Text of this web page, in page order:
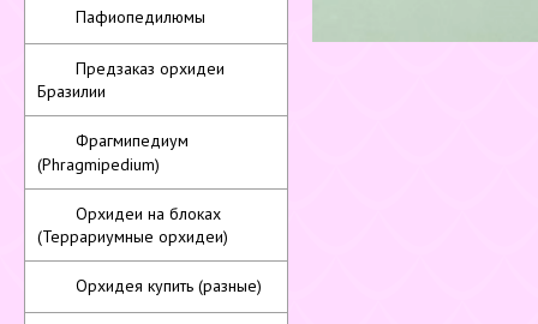
Пафиопедилюмы
Предзаказ орхидеи
Бразилии
Фрагмипедиум
(Phragmipedium)
Орхидеи на блоках
(Террариумные орхидеи)
Орхидея купить (разные)